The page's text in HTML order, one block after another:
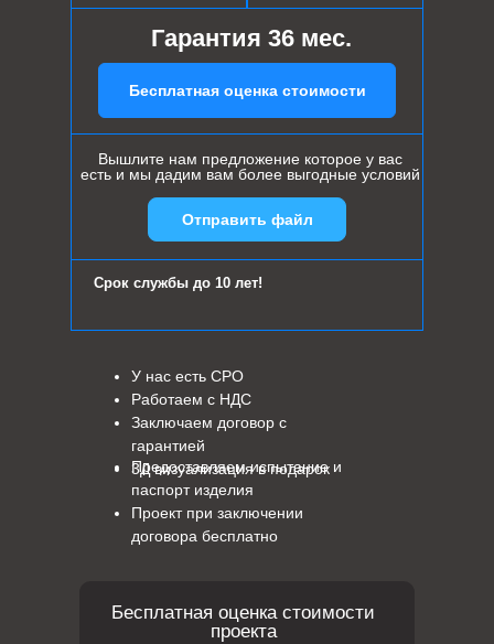
Гарантия 36 мес.
Бесплатная оценка стоимости
Вышлите нам предложение которое у вас
есть и мы дадим вам более выгодные условий
Срок службы до 10 лет!
Предоставляем испытание и
паспорт изделия
Проект при заключении
договора бесплатно
У нас есть СРО
Работаем с НДС
Заключаем договор с
гарантией
3Д визуализация в подарок
Отправить файл
Бесплатная оценка стоимости
проекта